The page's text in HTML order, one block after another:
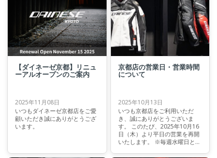
【ダイネーゼ京都】リニュ
ーアルオープンのご案内
2025年11月08日
いつもダイネーゼ京都店をご愛
顧いただき誠にありがとうござ
います。
京都店の営業日・営業時間
について
2025年10月13日
いつも京都店をご利用いただ
き、誠にありがとうございま
す。 このたび、2025年10月16
日（木）より平日の営業を再開
いたします。 ※毎週水曜日と第